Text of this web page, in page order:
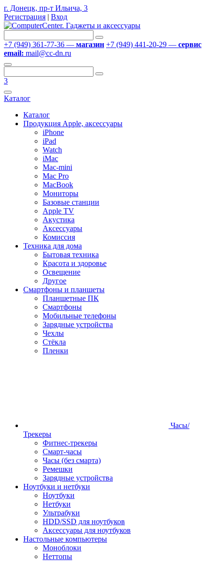
г. Донецк, пр-т Ильича, 3
Регистрация | Вход
+7 (949) 361-77-36 — магазин +7 (949) 441-20-29 — сервис
email: mail@cc-dn.ru
3
Каталог
Каталог
Продукция Apple, аксессуары
iPhone
iPad
Watch
iMac
Mac-mini
Mac Pro
MacBook
Мониторы
Базовые станции
Apple TV
Акустика
Аксессуары
Комиссия
Техника для дома
Бытовая техника
Красота и здоровье
Освещение
Другое
Смартфоны и планшеты
Планшетные ПК
Смартфоны
Мобильные телефоны
Зарядные устройства
Чехлы
Стёкла
Пленки
Часы/
Трекеры
Фитнес-трекеры
Смарт-часы
Часы (без смарта)
Ремешки
Зарядные устройства
Ноутбуки и нетбуки
Ноутбуки
Нетбуки
Ультрабуки
HDD/SSD для ноутбуков
Аксессуары для ноутбуков
Настольные компьютеры
Моноблоки
Неттопы